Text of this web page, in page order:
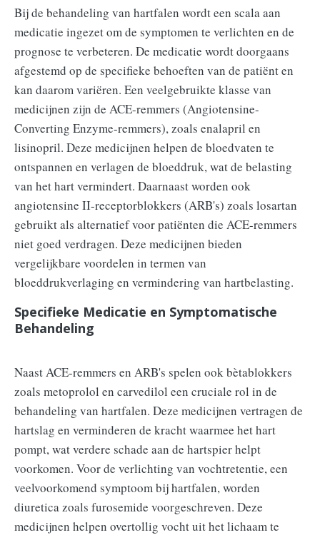
Bij de behandeling van hartfalen wordt een scala aan
medicatie ingezet om de symptomen te verlichten en de
prognose te verbeteren. De medicatie wordt doorgaans
afgestemd op de specifieke behoeften van de patiënt en
kan daarom variëren. Een veelgebruikte klasse van
medicijnen zijn de ACE-remmers (Angiotensine-
Converting Enzyme-remmers), zoals enalapril en
lisinopril. Deze medicijnen helpen de bloedvaten te
ontspannen en verlagen de bloeddruk, wat de belasting
van het hart vermindert. Daarnaast worden ook
angiotensine II-receptorblokkers (ARB's) zoals losartan
gebruikt als alternatief voor patiënten die ACE-remmers
niet goed verdragen. Deze medicijnen bieden
vergelijkbare voordelen in termen van
bloeddrukverlaging en vermindering van hartbelasting.
Specifieke Medicatie en Symptomatische
Behandeling
Naast ACE-remmers en ARB's spelen ook bètablokkers
zoals metoprolol en carvedilol een cruciale rol in de
behandeling van hartfalen. Deze medicijnen vertragen de
hartslag en verminderen de kracht waarmee het hart
pompt, wat verdere schade aan de hartspier helpt
voorkomen. Voor de verlichting van vochtretentie, een
veelvoorkomend symptoom bij hartfalen, worden
diuretica zoals furosemide voorgeschreven. Deze
medicijnen helpen overtollig vocht uit het lichaam te